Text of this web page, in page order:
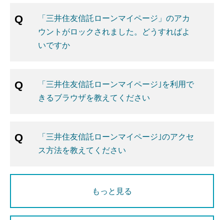
「三井住友信託ローンマイページ」のアカ
ウントがロックされました。どうすればよ
いですか
「三井住友信託ローンマイページ｣を利用で
きるブラウザを教えてください
「三井住友信託ローンマイページ｣のアクセ
ス方法を教えてください
もっと見る